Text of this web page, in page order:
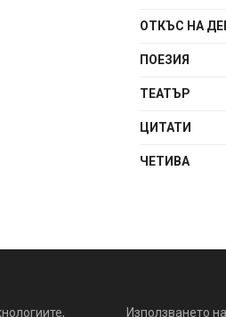
ОТКЪС НА
ПОЕЗИЯ
ТЕАТЪР
ЦИТАТИ
ЧЕТИВА
Използването